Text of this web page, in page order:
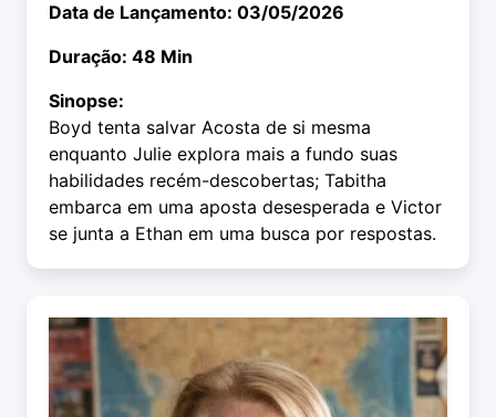
Data de Lançamento: 03/05/2026
Duração: 48 Min
Sinopse:
Boyd tenta salvar Acosta de si mesma
enquanto Julie explora mais a fundo suas
habilidades recém-descobertas; Tabitha
embarca em uma aposta desesperada e Victor
se junta a Ethan em uma busca por respostas.